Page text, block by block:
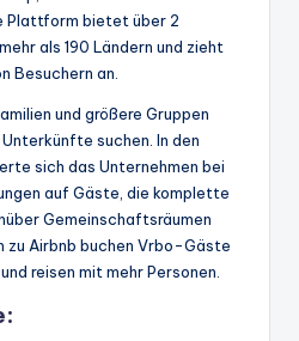
Plattform bietet über 2
als 190 Ländern und zieht
Besuchern an.
und größere Gruppen
suchen. In den
sich das Unternehmen bei
auf Gäste, die komplette
Gemeinschaftsräumen
zu Airbnb buchen Vrbo-Gäste
reisen mit mehr Personen.